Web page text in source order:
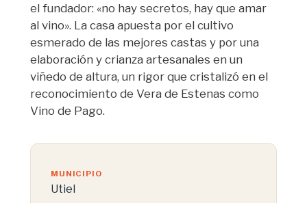
el fundador: «no hay secretos, hay que amar
al vino». La casa apuesta por el cultivo
esmerado de las mejores castas y por una
elaboración y crianza artesanales en un
viñedo de altura, un rigor que cristalizó en el
reconocimiento de Vera de Estenas como
Vino de Pago.
MUNICIPIO
Utiel